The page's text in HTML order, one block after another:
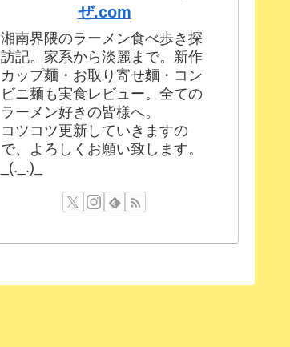
ぜ.com
湘南界隈のラーメン食べ歩き探
訪記。家系から淡麗まで。新作
カップ麺・お取り寄せ麵・コン
ビニ麺も実食レビュー。全ての
ラーメン好きの皆様へ。
コツコツ更新していきますの
で、よろしくお願い致します。
_(._.)_